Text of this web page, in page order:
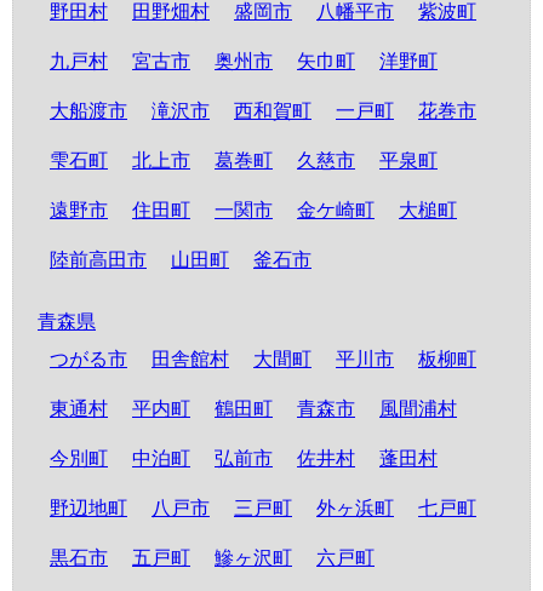
野田村 田野畑村 盛岡市 八幡平市 紫波町
九戸村 宮古市 奥州市 矢巾町 洋野町
大船渡市 滝沢市 西和賀町 一戸町 花巻市
雫石町 北上市 葛巻町 久慈市 平泉町
遠野市 住田町 一関市 金ケ崎町 大槌町
陸前高田市 山田町 釜石市
青森県
つがる市
田舎館村 大間町 平川市 板柳町
東通村 平内町 鶴田町 青森市 風間浦村
今別町 中泊町 弘前市 佐井村 蓬田村
野辺地町 八戸市 三戸町 外ヶ浜町 七戸町
黒石市 五戸町 鰺ヶ沢町 六戸町